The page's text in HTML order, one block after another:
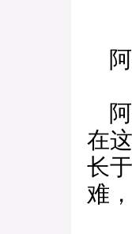
阿
阿
在
长
难